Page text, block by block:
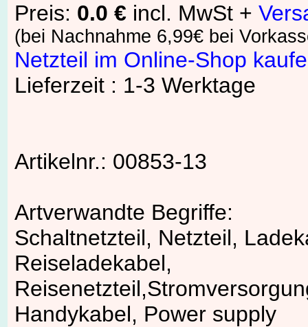
Preis: 0.0 € incl. MwSt +
(bei Nachnahme 6,99€ bei
Netzteil im Online-Shop
Lieferzeit : 1-3 Werktage
Artikelnr.: 00853-13
Artverwandte Begriffe:
Schaltnetzteil, Netzteil,
Reiseladekabel,
Handykabel, Power supply